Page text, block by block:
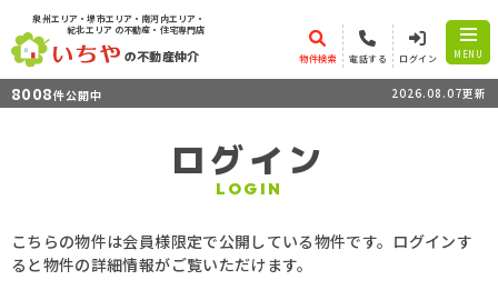
泉州エリア・堺市エリア・南河内エリア・
紀北エリア の不動産・住宅専門店
の不動産仲介 物件検索 電話する ログイン MENU
8008件公開中 2026.08.07更新
ログイン
LOGIN
こちらの物件は会員様限定で公開している物件です。ログインす
ると物件の詳細情報がご覧いただけます。